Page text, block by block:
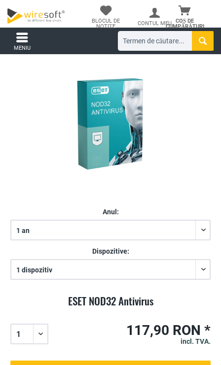
COȘ DE
CUMPĂRĂTURI
BLOCUL DE
NOTIȚE
CONTUL MEU
MENIU
ESET NOD32 Antivirus
Anul:
Dispozitive:
117,90 RON *
incl. TVA.